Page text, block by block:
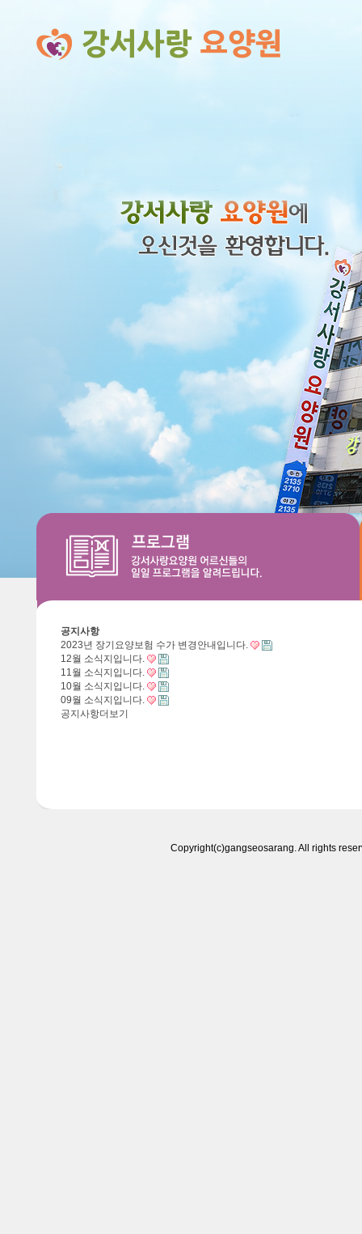
공지사항
2023년 장기요양보험 수가 변경안내입니다.
12월 소식지입니다.
11월 소식지입니다.
10월 소식지입니다.
09월 소식지입니다.
공지사항더보기
Copyright(c)gangseosarang. All rights